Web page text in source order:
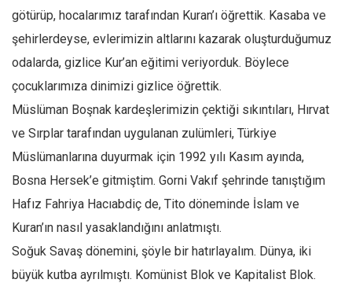
Hayat
Türkiye
Siyaset
Dünya
Avrupa
Asya
Afrika
İslam Dünyası
götürüp, hocalarımız tarafından Kuran’ı öğrettik. Kasaba ve
şehirlerdeyse, evlerimizin altlarını kazarak oluşturduğumuz
odalarda, gizlice Kur’an eğitimi veriyorduk. Böylece
çocuklarımıza dinimizi gizlice öğrettik.
Müslüman Boşnak kardeşlerimizin çektiği sıkıntıları, Hırvat
ve Sırplar tarafından uygulanan zulümleri, Türkiye
Müslümanlarına duyurmak için 1992 yılı Kasım ayında,
Bosna Hersek’e gitmiştim. Gorni Vakıf şehrinde tanıştığım
Hafız Fahriya Hacıabdiç de, Tito döneminde İslam ve
Kuran’ın nasıl yasaklandığını anlatmıştı.
Soğuk Savaş dönemini, şöyle bir hatırlayalım. Dünya, iki
büyük kutba ayrılmıştı. Komünist Blok ve Kapitalist Blok.